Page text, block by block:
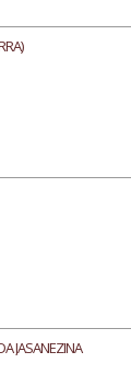
JASANEZINA